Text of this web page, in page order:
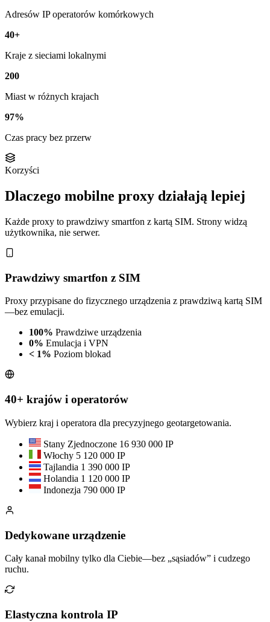
Adresów IP operatorów komórkowych
40+
Kraje z sieciami lokalnymi
200
Miast w różnych krajach
97%
Czas pracy bez przerw
Korzyści
Dlaczego mobilne proxy działają lepiej
Każde proxy to prawdziwy smartfon z kartą SIM. Strony widzą
użytkownika, nie serwer.
Prawdziwy smartfon z SIM
Proxy przypisane do fizycznego urządzenia z prawdziwą kartą SIM
—bez emulacji.
100% Prawdziwe urządzenia
0% Emulacja i VPN
< 1% Poziom blokad
40+ krajów i operatorów
Wybierz kraj i operatora dla precyzyjnego geotargetowania.
Stany Zjednoczone 16 930 000 IP
Włochy 5 120 000 IP
Tajlandia 1 390 000 IP
Holandia 1 120 000 IP
Indonezja 790 000 IP
Dedykowane urządzenie
Cały kanał mobilny tylko dla Ciebie—bez „sąsiadów” i cudzego
ruchu.
Elastyczna kontrola IP